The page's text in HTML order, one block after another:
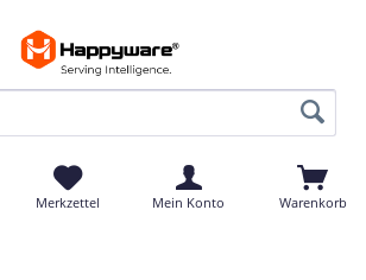
Merkzettel Mein Konto Warenkorb